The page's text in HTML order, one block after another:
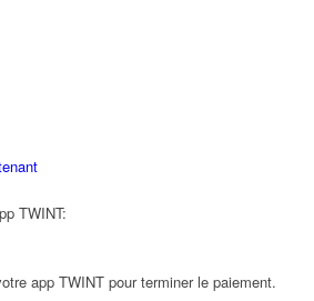
TWINT:
app TWINT pour terminer le paiement.